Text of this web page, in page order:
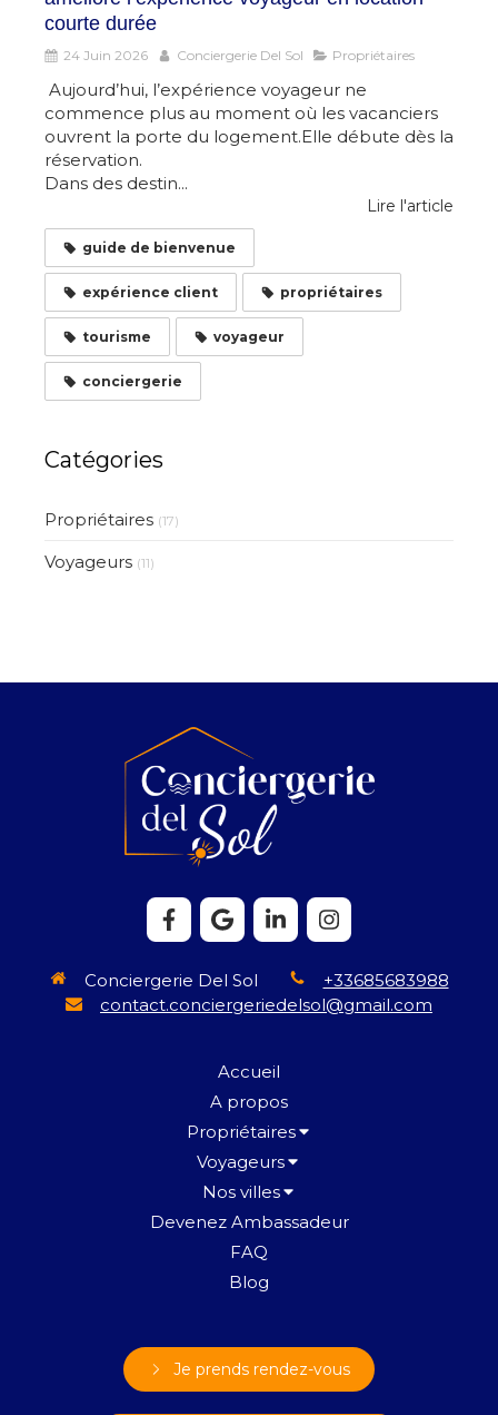
courte durée
24 Juin 2026 Conciergerie Del Sol Propriétaires
Aujourd’hui, l’expérience voyageur ne
commence plus au moment où les vacanciers
ouvrent la porte du logement.Elle débute dès la
réservation.
Dans des destin...
Lire l'article
guide de bienvenue
expérience client propriétaires
tourisme voyageur
conciergerie
Catégories
Propriétaires (17)
Voyageurs (11)
Conciergerie Del Sol
+33685683988
contact.conciergeriedelsol@gmail.com
Accueil
A propos
Propriétaires
Voyageurs
Nos villes
Devenez Ambassadeur
FAQ
Blog
Je prends rendez-vous